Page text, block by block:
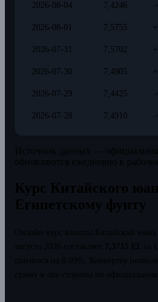
2026-08-04 7,4246
2026-08-01 7,5755
2026-07-31 7,5702
2026-07-30 7,4905
2026-07-29 7,4425
2026-07-28 7,4910